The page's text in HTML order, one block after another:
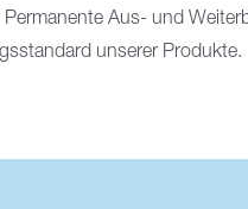
Aus- und
unserer Produkte.